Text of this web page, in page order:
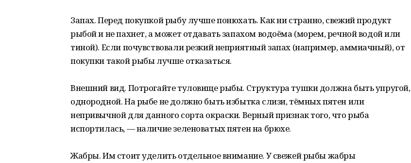
Запах. Перед покупкой рыбу лучше понюхать. Как ни странно, свежий продукт
рыбой и не пахнет, а может отдавать запахом водоёма (морем, речной водой или
тиной). Если почувствовали резкий неприятный запах (например, аммиачный), от
покупки такой рыбы лучше отказаться.
Внешний вид. Потрогайте туловище рыбы. Структура тушки должна быть упругой,
однородной. На рыбе не должно быть избытка слизи, тёмных пятен или
непривычной для данного сорта окраски. Верный признак того, что рыба
испортилась, — наличие зеленоватых пятен на брюхе.
Жабры. Им стоит уделить отдельное внимание. У свежей рыбы жабры